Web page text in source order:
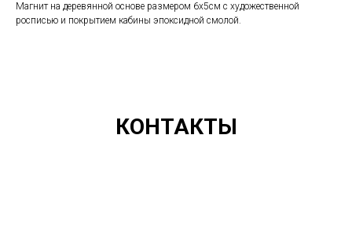
Магнит на деревянной основе размером 6х5см с художественной
росписью и покрытием кабины эпоксидной смолой.
КОНТАКТЫ